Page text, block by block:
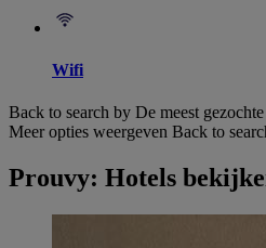
Wifi
Back to search by De meest gezochte
Meer opties weergeven Back to
Prouvy: Hotels